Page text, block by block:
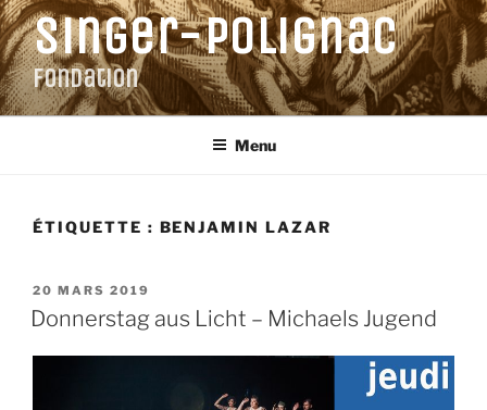
Aller
au
contenu
principal
Singer-Polignac
Fondation
Menu
ÉTIQUETTE : BENJAMIN LAZAR
PUBLIÉ
LE
20 MARS 2019
Donnerstag aus Licht – Michaels Jugend